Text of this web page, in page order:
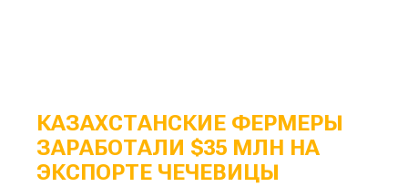
КАЗАХСТАНСКИЕ ФЕРМЕРЫ
ЗАРАБОТАЛИ $35 МЛН НА
ЭКСПОРТЕ ЧЕЧЕВИЦЫ